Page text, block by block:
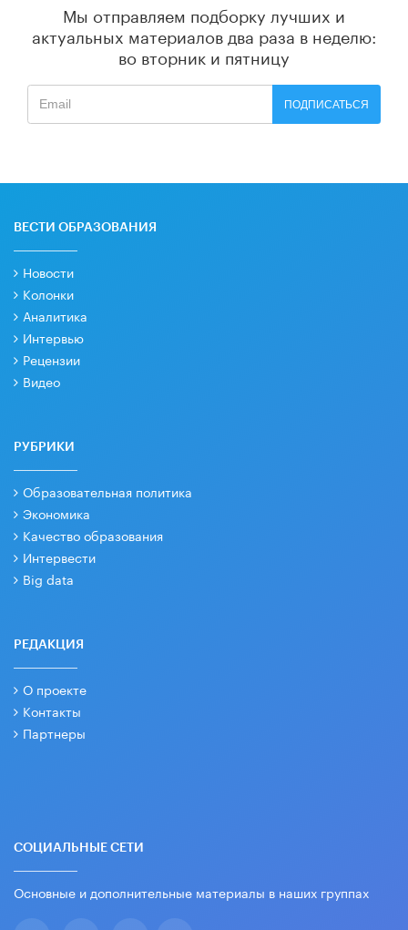
Мы отправляем подборку лучших и
актуальных материалов два раза в неделю:
во вторник и пятницу
ПОДПИСАТЬСЯ
ВЕСТИ ОБРАЗОВАНИЯ
Новости
Колонки
Аналитика
Интервью
Рецензии
Видео
РУБРИКИ
Образовательная политика
Экономика
Качество образования
Интервести
Big data
РЕДАКЦИЯ
О проекте
Контакты
Партнеры
СОЦИАЛЬНЫЕ СЕТИ
Основные и дополнительные материалы в наших группах